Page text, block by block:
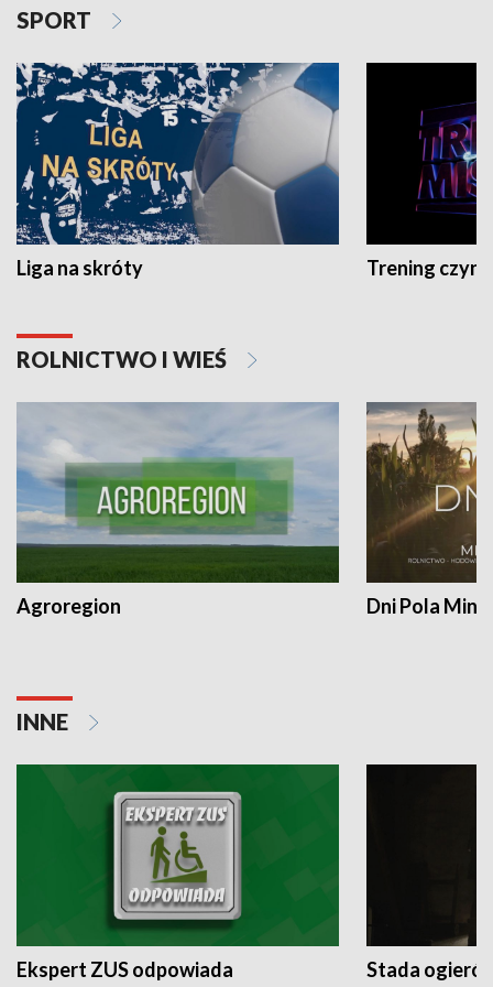
SPORT
Liga na skróty Trening czyni
ROLNICTWO I WIEŚ
Agroregion Dni Pola
INNE
Ekspert ZUS odpowiada Stada